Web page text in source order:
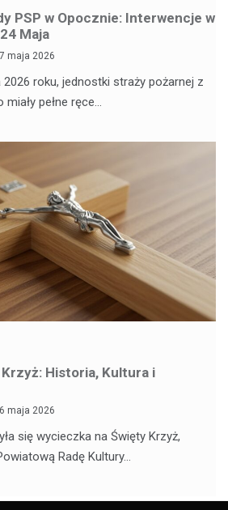
PSP w Opocznie: Interwencje w
Maja
maja 2026
2026 roku, jednostki straży pożarnej z
pełne ręce…
Historia, Kultura i
maja 2026
się wycieczka na Święty Krzyż,
Radę Kultury…